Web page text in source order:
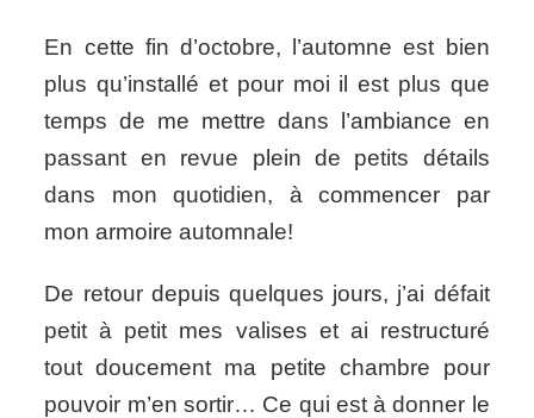
automnale
En cette fin d’octobre, l’automne est bien
plus qu’installé et pour moi il est plus que
temps de me mettre dans l’ambiance en
passant en revue plein de petits détails
dans mon quotidien, à commencer par
mon armoire automnale!
De retour depuis quelques jours, j’ai défait
petit à petit mes valises et ai restructuré
tout doucement ma petite chambre pour
pouvoir m’en sortir… Ce qui est à donner le